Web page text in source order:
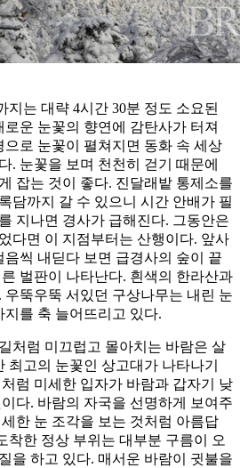
지는 대략 4시간 30분 정도 소요된
운 눈꽃의 향연에 감탄사가 터져
로 눈꽃이 펼쳐지면 동화 속 세상
. 눈꽃을 보며 천천히 걷기 때문에
잡는 것이 좋다. 진달래밭 통제소를
담까지 갈 수 있으니 시간 안배가 필
지나면 경사가 급해진다. 그동안은
다면 이 지점부터는 산행이다. 앞사
씩 내딛다 보면 급경사의 숲이 끝
벌판이 나타난다. 흰색의 한라산과
뚝우뚝 서있던 구상나무는 내린 눈
를 축 늘어뜨리고 있다.
처럼 미끄럽고 몰아치는 바람은 살
최고의 눈꽃인 상고대가 나타나기
럼 미세한 입자가 바람과 갑자기 낮
다. 바람의 자국을 선명하게 보여주
한 눈 조각을 보는 것처럼 아름답
착한 정상 부위는 대부분 구름이 오
을 하고 있다. 매서운 바람이 귓불을